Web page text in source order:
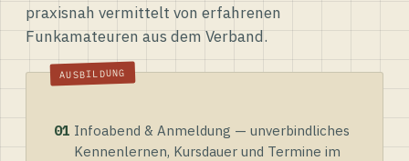
praxisnah vermittelt von erfahrenen
Funkamateuren aus dem Verband.
01 Infoabend & Anmeldung — unverbindliches
Kennenlernen, Kursdauer und Termine im